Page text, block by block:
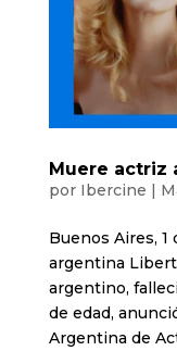
Muere actriz
por Ibercine |
Buenos Aires, 1
argentina
argentino,
de edad,
Argentina de